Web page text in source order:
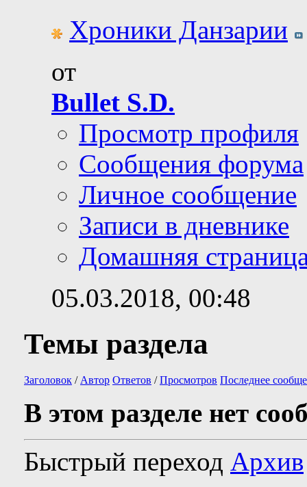
Хроники Данзарии
от
Bullet S.D.
Просмотр профиля
Сообщения форума
Личное сообщение
Записи в дневнике
Домашняя
05.03.2018, 00:48
Темы раздела
Заголовок / Автор Ответов /Просмотров Последнее
В этом разделе нет
Быстрый переход Архив